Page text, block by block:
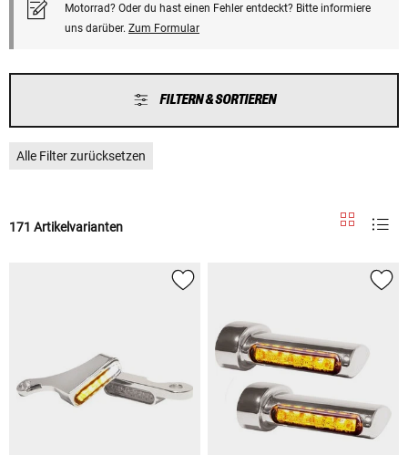
Motorrad? Oder du hast einen Fehler entdeckt? Bitte informiere
uns darüber. Zum Formular
FILTERN & SORTIEREN
Alle Filter zurücksetzen
171 Artikelvarianten